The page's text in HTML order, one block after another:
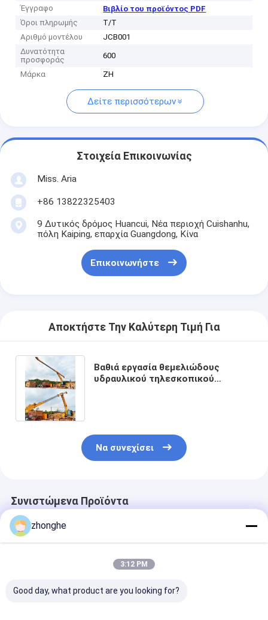
Έγγραφο
Βιβλίο του προϊόντος PDF
Όροι πληρωμής
Τ/Τ
Αριθμό μοντέλου
JCB001
Δυνατότητα
προσφοράς
600
Μάρκα ZH
Δείτε περισσότερων
Στοιχεία Επικοινωνίας
Miss. Aria
+86 13822325403
9 Δυτικός δρόμος Huancui, Νέα περιοχή Cuishanhu,
πόλη Kaiping, επαρχία Guangdong, Κίνα
Επικοινωνήστε
Αποκτήστε Την Καλύτερη Τιμή Για
Βαθιά εργασία θεμελιώδους
υδραυλικού τηλεσκοπικού
Να συνεχίσει
Συνιστώμενα Προϊόντα
zhonghe
3:12 PM
Good day, what product are you looking for?